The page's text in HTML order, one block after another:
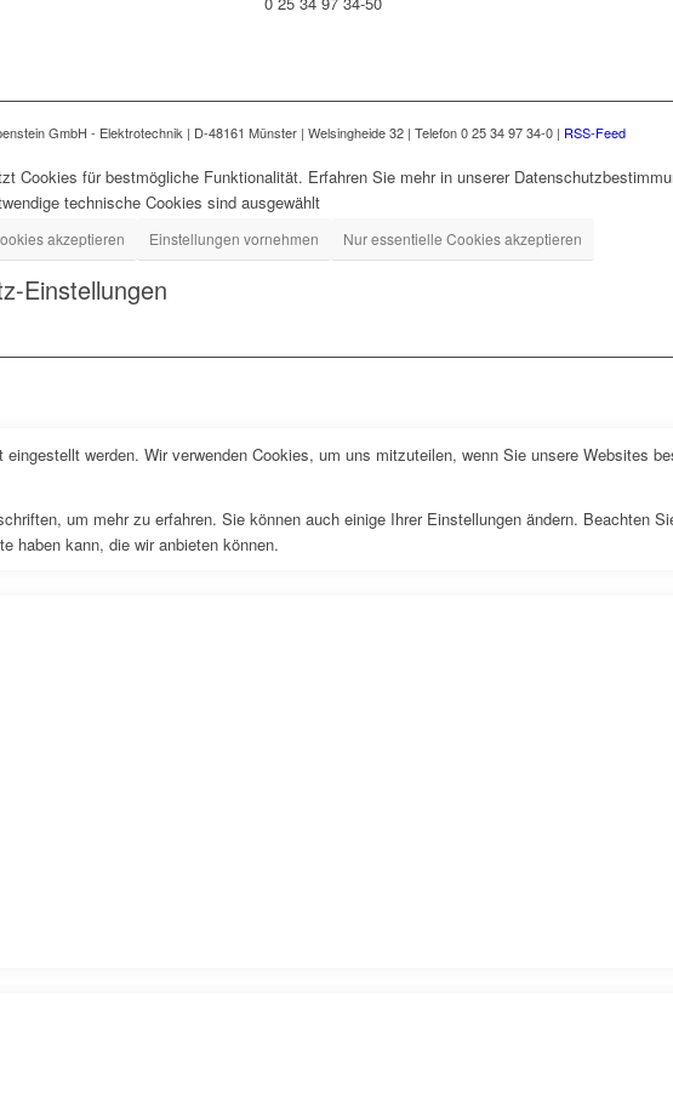
GmbH - Elektrotechnik | D-48161 Münster | Welsingheide 32 | Telefon 0 25 34 97 34-0 | RSS-Feed
Cookies für bestmögliche Funktionalität. Erfahren Sie mehr in unserer
technische Cookies sind ausgewählt
akzeptieren Einstellungen vornehmen Nur essentielle Cookies akzeptieren
Einstellungen
werden. Wir verwenden Cookies, um uns mitzuteilen, wenn Sie unsere Websites
um mehr zu erfahren. Sie können auch einige Ihrer Einstellungen ändern. Beachten
haben kann, die wir anbieten können.